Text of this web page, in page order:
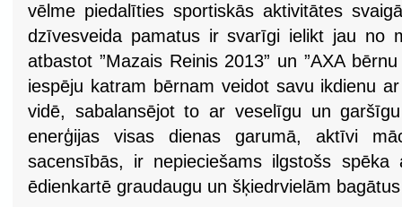
vēlme piedalīties sportiskās aktivitātes
dzīvesveida pamatus ir svarīgi ielikt jau no
atbastot ”Mazais Reinis 2013” un ”AXA
iespēju katram bērnam veidot savu ikdienu
vidē, sabalansējot to ar veselīgu un
enerģijas visas dienas garumā, aktīvi
sacensībās, ir nepieciešams ilgstošs
ēdienkartē graudaugu un šķiedrvielām